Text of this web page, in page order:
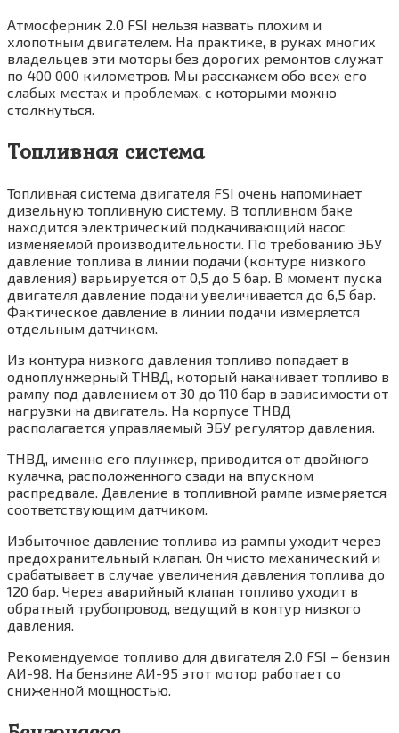
Атмосферник 2.0 FSI нельзя назвать плохим и
хлопотным двигателем. На практике, в руках многих
владельцев эти моторы без дорогих ремонтов служат
по 400 000 километров. Мы расскажем обо всех его
слабых местах и проблемах, с которыми можно
столкнуться.
Топливная система
Топливная система двигателя FSI очень напоминает
дизельную топливную систему. В топливном баке
находится электрический подкачивающий насос
изменяемой производительности. По требованию ЭБУ
давление топлива в линии подачи (контуре низкого
давления) варьируется от 0,5 до 5 бар. В момент пуска
двигателя давление подачи увеличивается до 6,5 бар.
Фактическое давление в линии подачи измеряется
отдельным датчиком.
Из контура низкого давления топливо попадает в
одноплунжерный ТНВД, который накачивает топливо в
рампу под давлением от 30 до 110 бар в зависимости от
нагрузки на двигатель. На корпусе ТНВД
располагается управляемый ЭБУ регулятор давления.
ТНВД, именно его плунжер, приводится от двойного
кулачка, расположенного сзади на впускном
распредвале. Давление в топливной рампе измеряется
соответствующим датчиком.
Избыточное давление топлива из рампы уходит через
предохранительный клапан. Он чисто механический и
срабатывает в случае увеличения давления топлива до
120 бар. Через аварийный клапан топливо уходит в
обратный трубопровод, ведущий в контур низкого
давления.
Рекомендуемое топливо для двигателя 2.0 FSI – бензин
АИ-98. На бензине АИ-95 этот мотор работает со
сниженной мощностью.